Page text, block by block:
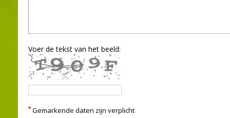
Voer de tekst van het beeld:
* Gemarkende daten zijn verplicht